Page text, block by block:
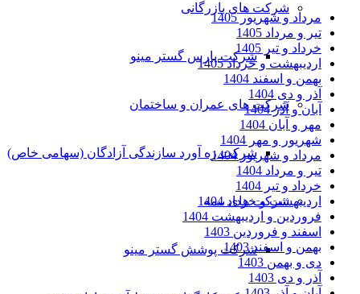
شرکت های بازرگانی
شرکت پارس گستر مینو
شرکت های عمران و ساختمان
شرکت ره آورد سازندگی آزادگان (سهامی خاص)
شرکت های بیمه
شرکت پوشش گستر مینو
مرداد و شهریور 1405
تیر و مرداد 1405
خرداد و تیر 1405
اردیبهشت و خرداد 1405
بهمن و اسفند 1404
آذر و دی 1404
آبان و آذر 1404
مهر و آبان 1404
شهریور و مهر 1404
مرداد و شهریور 1404
تیر و مرداد 1404
خرداد و تیر 1404
اردیبهشت و خرداد 1404
فروردین و اردیبهشت 1404
اسفند و فروردین 1403
بهمن و اسفند 1403
دی و بهمن 1403
آذر و دی 1403